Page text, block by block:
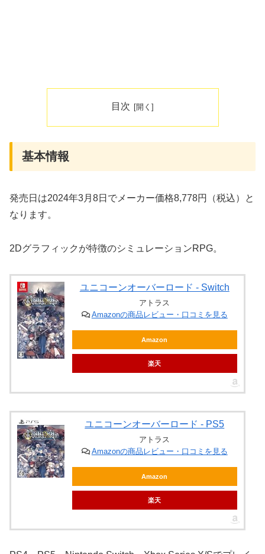
目次
基本情報
発売日は2024年3月8日でメーカー価格8,778円（税込）と
なります。
2Dグラフィックが特徴のシミュレーションRPG。
ユニコーンオーバーロード - Switch
アトラス
Amazonの商品レビュー・口コミを見る
Amazon
楽天
ユニコーンオーバーロード - PS5
アトラス
Amazonの商品レビュー・口コミを見る
Amazon
楽天